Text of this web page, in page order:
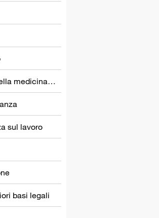
Prevenzione nel settore della medicina del lavoro
sul lavoro
basi legali